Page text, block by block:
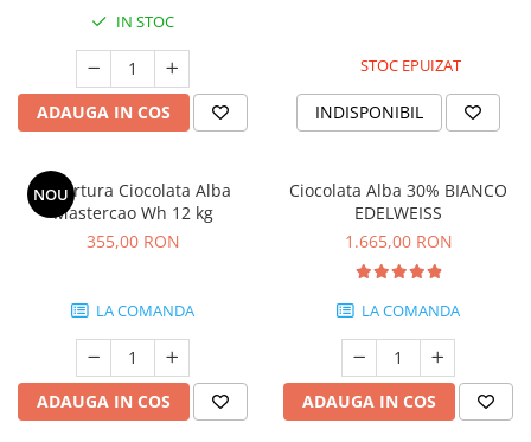
IN STOC
ADAUGA IN COS
STOC EPUIZAT
INDISPONIBIL
NOU
Cuvertura Ciocolata Alba
Mastercao Wh 12 kg
355,00 RON
LA COMANDA
ADAUGA IN COS
Ciocolata Alba 30% BIANCO
EDELWEISS
1.665,00 RON
LA COMANDA
ADAUGA IN COS